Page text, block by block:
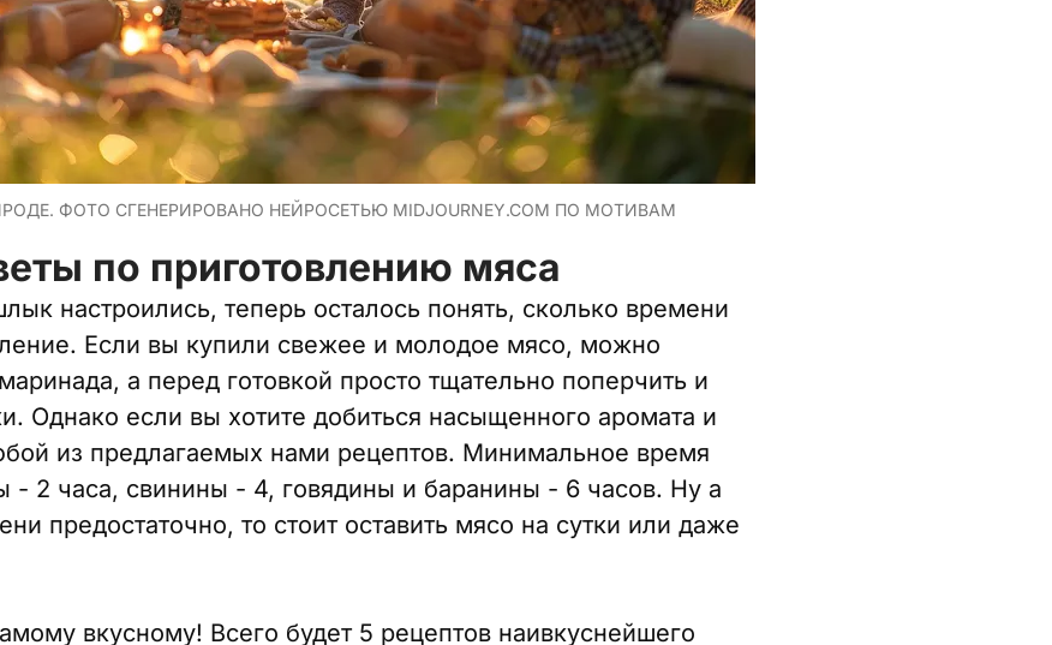
ФОТО СГЕНЕРИРОВАНО НЕЙРОСЕТЬЮ MIDJOURNEY.COM ПО МОТИВАМ
по приготовлению мяса
настроились, теперь осталось понять, сколько времени
Если вы купили свежее и молодое мясо, можно
а перед готовкой просто тщательно поперчить и
Однако если вы хотите добиться насыщенного аромата и
из предлагаемых нами рецептов. Минимальное время
- 2 часа, свинины - 4, говядины и баранины - 6 часов. Ну а
предостаточно, то стоит оставить мясо на сутки или даже
вкусному! Всего будет 5 рецептов наивкуснейшего